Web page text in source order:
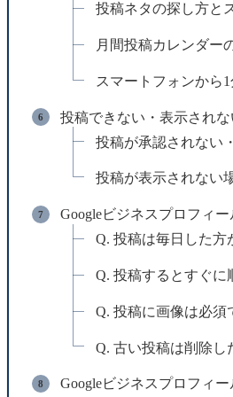
投稿ネタの探し方と
月間投稿カレンダー
スマートフォンから
投稿できない・表示され
投稿が承認されない
投稿が表示されない
Googleビジネスプロフィ
Q. 投稿は毎日した方
Q. 投稿するとすぐに
Q. 投稿に画像は必須
Q. 古い投稿は削除し
Googleビジネスプロフィ